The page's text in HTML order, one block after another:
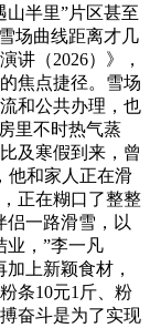
山半里”片区甚至
场曲线距离才几
讲（2026）》，
焦点捷径。雪场
和公共办理，也
里不时热气蒸
及寒假到来，曾
他和家人正在滑
正在糊口了整整
侣一路滑雪，以
业，”李一凡
上新颖食材，
条10元1斤、粉
奋斗是为了实现